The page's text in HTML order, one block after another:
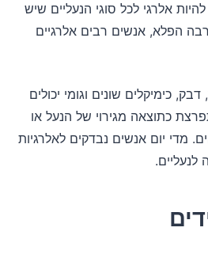
אלרגי לכל סוגי הנעליים שיש
הפלא, אנשים רבים אלרגיים
כימיקלים שונים וגומי יכולים
כתוצאה מגירוי של הנעל או
מדי יום אנשים נבדקים לאלרגיות
לנעליים.